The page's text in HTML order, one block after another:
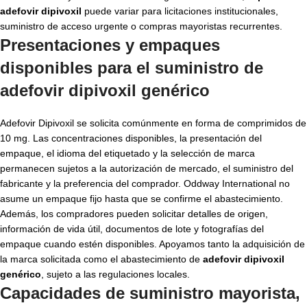
adefovir dipivoxil puede variar para licitaciones institucionales,
suministro de acceso urgente o compras mayoristas recurrentes.
Presentaciones y empaques
disponibles para el suministro de
adefovir dipivoxil genérico
Adefovir Dipivoxil se solicita comúnmente en forma de comprimidos de
10 mg. Las concentraciones disponibles, la presentación del
empaque, el idioma del etiquetado y la selección de marca
permanecen sujetos a la autorización de mercado, el suministro del
fabricante y la preferencia del comprador. Oddway International no
asume un empaque fijo hasta que se confirme el abastecimiento.
Además, los compradores pueden solicitar detalles de origen,
información de vida útil, documentos de lote y fotografías del
empaque cuando estén disponibles. Apoyamos tanto la adquisición de
la marca solicitada como el abastecimiento de adefovir dipivoxil
genérico , sujeto a las regulaciones locales.
Capacidades de suministro mayorista,